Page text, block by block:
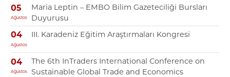
05
Ağustos
Maria Leptin – EMBO Bilim Gazeteciliği Bursları
Duyurusu
04
Ağustos
III. Karadeniz Eğitim Araştırmaları Kongresi
04
Ağustos
The 6th InTraders International Conference on
Sustainable Global Trade and Economics